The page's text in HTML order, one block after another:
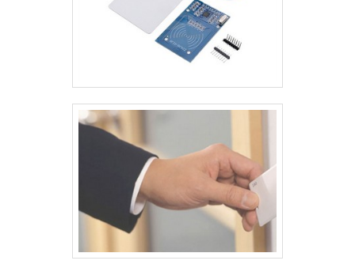
melhores opções sempre estão à disposição
quando se procura soluções para crachás, cartões
em pvc e acessórios. São diversas opções de itens
tal sucesso, a empresa investiu em profissionais
competentes e em equipamentos inovadores. A
Paraná Cards é uma empresa que tem sido apontada
de forma positiva no mercado por toda seriedade e
qualidade o que fecha todo o ciclo de entrega com
excelência para cada cliente.